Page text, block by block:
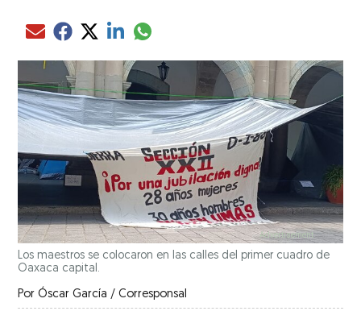
Compartir el artículo actual mediante Email
Compartir el artículo actual mediante Facebook
Compartir el artículo actual mediante Twitter
Compartir el artículo actual mediante LinkedIn
Compartir el artículo actual mediante
Los maestros se colocaron en las calles del primer cuadro de
Oaxaca capital.
Por Óscar García / Corresponsal